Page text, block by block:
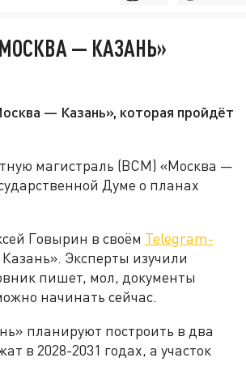
— КАЗАНЬ»
— Казань», которая пройдёт
магистраль (ВСМ) «Москва —
Думе о планах
Говырин в своём Telegram-
Эксперты изучили
пишет, мол, документы
начинать сейчас.
планируют построить в два
в 2028-2031 годах, а участок